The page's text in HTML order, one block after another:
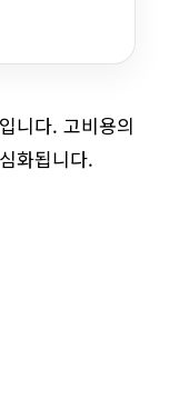
니다. 고비용의
화됩니다.